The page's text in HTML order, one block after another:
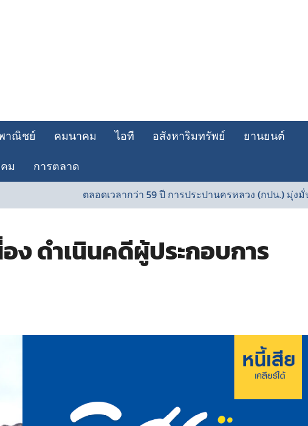
าณิชย์ คมนาคม ไอที อสังหาริมทรัพย์
ยานยนต์
ม การตลาด
ตลอดเวลากว่า 59 ปี การประปานครหลวง (กปน.) มุ่งมั่นพัฒนาร
ดำเนินคดีผู้ประกอบการ